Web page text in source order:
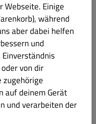
- 21:00
erhalten?
Abholung
Webseite. Einige
während
aber dabei helfen
und
von dir
zugehörige
auf deinem Gerät
und verarbeiten der